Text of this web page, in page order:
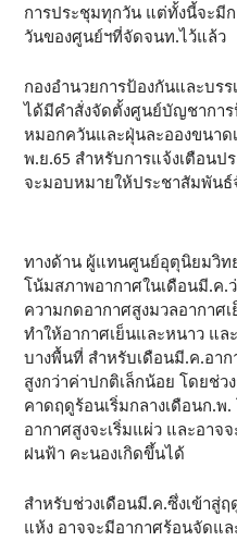
การประชุมทุกวัน แต่ทั้งนี้จะมี
วันของศูนย์ฯที่จัดจนท.ไว้แล้ว
กองอำนวยการป้องกันและบร
ได้มีคำสั่งจัดตั้งศูนย์บัญชากา
หมอกควันและฝุ่นละอองขนาด
พ.ย.65 สำหรับการแจ้งเตือน
จะมอบหมายให้ประชาสัมพันธ์
ทางด้าน ผู้แทนศูนย์อุตุนิยมวิ
โน้มสภาพอากาศในเดือนมี.ค.
ความกดอากาศสูงมวลอากาศ
ทำให้อากาศเย็นและหนาว แ
บางพื้นที่ สำหรับเดือนมี.ค.อา
สูงกว่าค่าปกติเล็กน้อย โดยช่ว
คาดฤดูร้อนเริ่มกลางเดือนก.
อากาศสูงจะเริ่มแผ่ว และอา
ฝนฟ้า คะนองเกิดขึ้นได้
สำหรับช่วงเดือนมี.ค.ซึ่งเข้าสู่
แห้ง อาจจะมีอากาศร้อนจัดแ